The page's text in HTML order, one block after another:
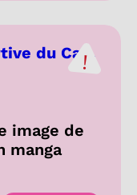
du Ca...
image de
manga